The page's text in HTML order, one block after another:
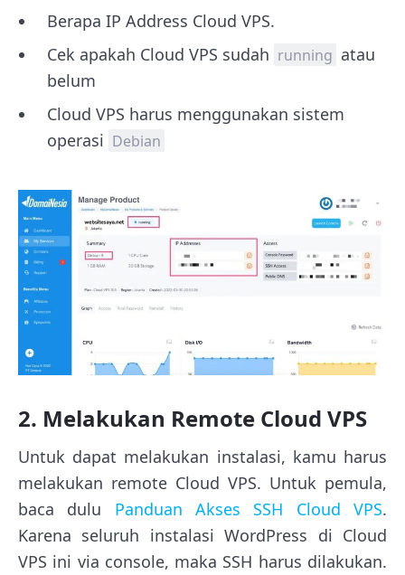
Berapa IP Address Cloud VPS.
Cek apakah Cloud VPS sudah running atau
belum
Cloud VPS harus menggunakan sistem
operasi Debian
2. Melakukan Remote Cloud VPS
Untuk dapat melakukan instalasi, kamu harus
melakukan remote Cloud VPS. Untuk pemula,
baca dulu Panduan Akses SSH Cloud VPS.
Karena seluruh instalasi WordPress di Cloud
VPS ini via console, maka SSH harus dilakukan.